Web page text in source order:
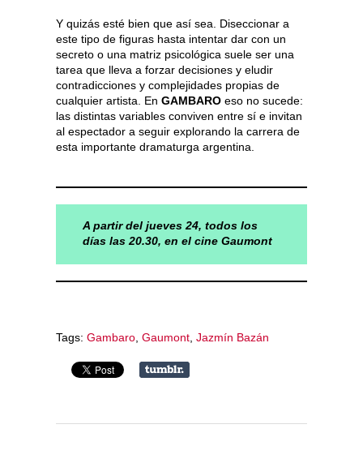
Y quizás esté bien que así sea. Diseccionar a
este tipo de figuras hasta intentar dar con un
secreto o una matriz psicológica suele ser una
tarea que lleva a forzar decisiones y eludir
contradicciones y complejidades propias de
cualquier artista. En GAMBARO eso no sucede:
las distintas variables conviven entre sí e invitan
al espectador a seguir explorando la carrera de
esta importante dramaturga argentina.
A partir del jueves 24, todos los
días las 20.30, en el cine Gaumont
Tags: Gambaro Gaumont Jazmín Bazán